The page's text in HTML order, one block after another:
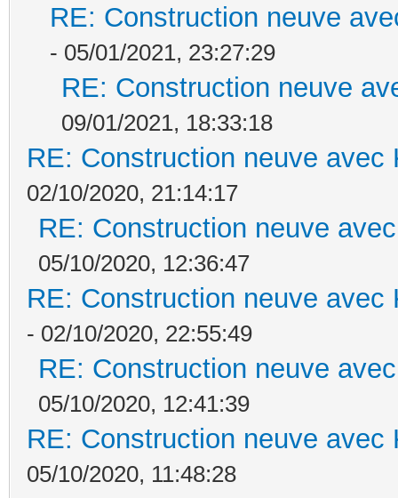
RE: Construction neuve
- 05/01/2021, 23:27:29
RE: Construction neuve
09/01/2021, 18:33:18
RE: Construction neuve avec
02/10/2020, 21:14:17
RE: Construction neuve
05/10/2020, 12:36:47
RE: Construction neuve avec
- 02/10/2020, 22:55:49
RE: Construction neuve
05/10/2020, 12:41:39
RE: Construction neuve avec
05/10/2020, 11:48:28